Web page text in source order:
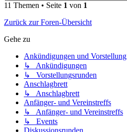
11 Themen • Seite 1 von 1
Zurück zur Foren-Übersicht
Gehe zu
Ankündigungen und Vorstellung
↳ Ankündigungen
↳ Vorstellungsrunden
Anschlagbrett
↳ Anschlagbrett
Anfänger- und Vereinstreffs
↳ Anfänger- und Vereinstreffs
↳ Events